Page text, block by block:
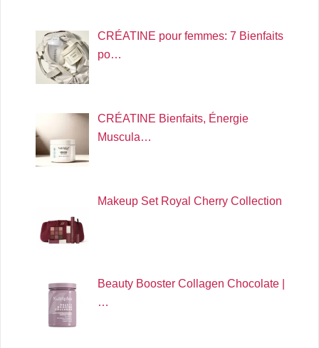
CRÉATINE pour femmes: 7 Bienfaits
po…
CRÉATINE Bienfaits, Énergie
Muscula…
Makeup Set Royal Cherry Collection
Beauty Booster Collagen Chocolate |
…